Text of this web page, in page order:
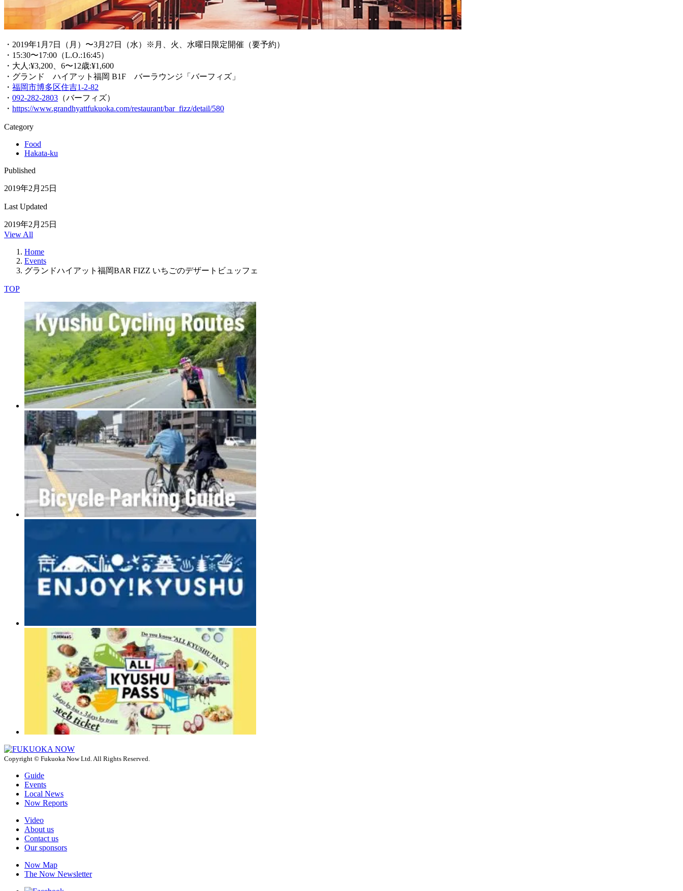
・2019年1月7日（月）〜3月27日（水）※月、火、水曜日限定開催（要予約）
・15:30〜17:00（L.O.:16:45）
・大人:¥3,200、6〜12歳:¥1,600
・グランド ハイアット福岡 B1F バーラウンジ「バーフィズ」
・ 福岡市博多区住吉1-2-82
・ 092-282-2803 （バーフィズ）
・ https://www.grandhyattfukuoka.com/restaurant/bar_fizz/detail/580
Category
Food
Hakata-ku
Published
2019年2月25日
Last Updated
2019年2月25日
View All
Home
Events
グランドハイアット福岡BAR FIZZ いちごのデザートビュッフェ
TOP
Copyright © Fukuoka Now Ltd. All Rights Reserved.
Guide
Events
Local News
Now Reports
Video
About us
Contact us
Our sponsors
Now Map
The Now Newsletter